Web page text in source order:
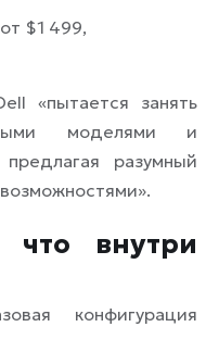
$1 499,
«пытается занять
моделями и
разумный
что внутри
конфигурация